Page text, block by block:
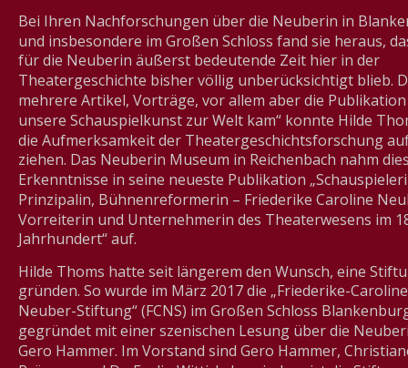
Bei Ihren Nachforschungen über die Neuberin in
und insbesondere im Großen Schloss fand sie heraus,
für die Neuberin äußerst bedeutende Zeit hier in der
Theatergeschichte bisher völlig unberücksichtigt blieb.
mehrere Artikel, Vorträge, vor allem aber die
unsere Schauspielkunst zur Welt kam“ konnte Hilde
die Aufmerksamkeit der Theatergeschichtsforschung
ziehen. Das Neuberin Museum in Reichenbach nahm
Erkenntnisse in seine neueste Publikation
Prinzipalin, Bühnenreformerin – Friederike Caroline
Vorreiterin und Unternehmerin des Theaterwesens im
Jahrhundert“ auf.
Hilde Thoms hatte seit längerem den Wunsch, eine
gründen. So wurde im März 2017 die „Friederike-
Neuber-Stiftung“ (FCNS) im Großen Schloss
gegründet mit einer szenischen Lesung über die
Gero Hammer. Im Vorstand sind Gero Hammer,